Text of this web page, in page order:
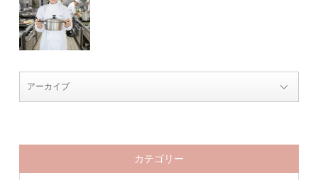
カテゴリー